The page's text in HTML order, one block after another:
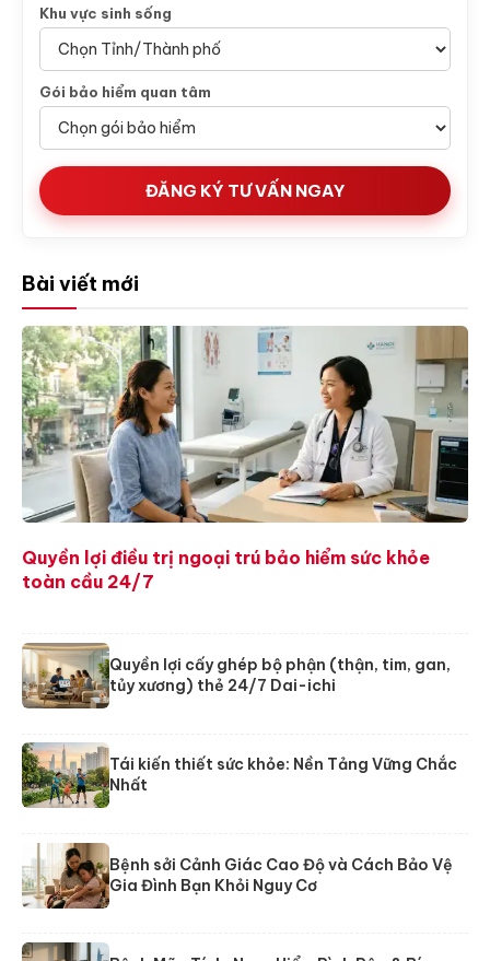
Khu vực sinh sống
Gói bảo hiểm quan tâm
ĐĂNG KÝ TƯ VẤN NGAY
Bài viết mới
Quyền lợi điều trị ngoại trú bảo hiểm sức khỏe
toàn cầu 24/7
Quyền lợi cấy ghép bộ phận (thận, tim, gan,
tủy xương) thẻ 24/7 Dai-ichi
Tái kiến thiết sức khỏe: Nền Tảng Vững Chắc
Nhất
Bệnh sởi Cảnh Giác Cao Độ và Cách Bảo Vệ
Gia Đình Bạn Khỏi Nguy Cơ